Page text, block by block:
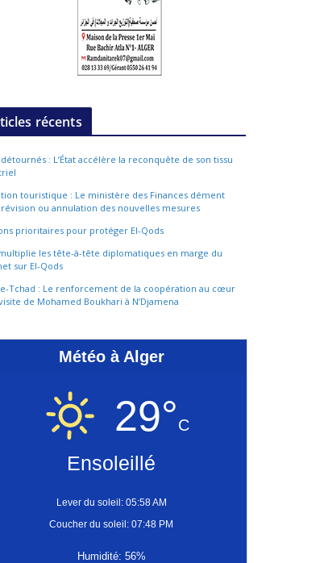
récents
: L’État accélère la reconquête de son tissu
touristique : Le ministère des Finances dément
ou annulation des nouvelles mesures
prioritaires pour protéger El-Qods
les tête-à-tête diplomatiques en marge du
sur El-Qods
Tchad : Le renforcement de la coopération au cœur
de Mohamed Boukhari à N’Djamena
Météo à Alger
29°C
Ensoleillé
Lever du soleil: 05:58 AM
Coucher du soleil: 07:48 PM
Humidité: 56%